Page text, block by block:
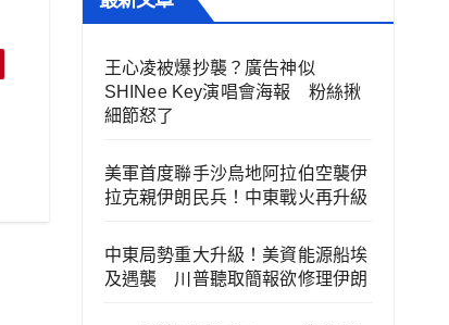
王心凌被爆抄襲？廣告神似
SHINee Key演唱會海報 粉絲揪
細節怒了
美軍首度聯手沙烏地阿拉伯空襲伊
拉克親伊朗民兵！中東戰火再升級
中東局勢重大升級！美資能源船埃
及遇襲 川普聽取簡報欲修理伊朗